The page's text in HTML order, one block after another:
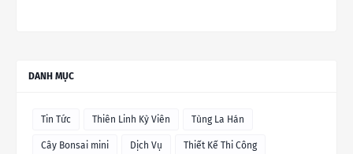
DANH MỤC
Tin Tức Thiên Linh Kỳ Viên Tùng La Hán
Cây Bonsai mini Dịch Vụ Thiết Kế Thi Công